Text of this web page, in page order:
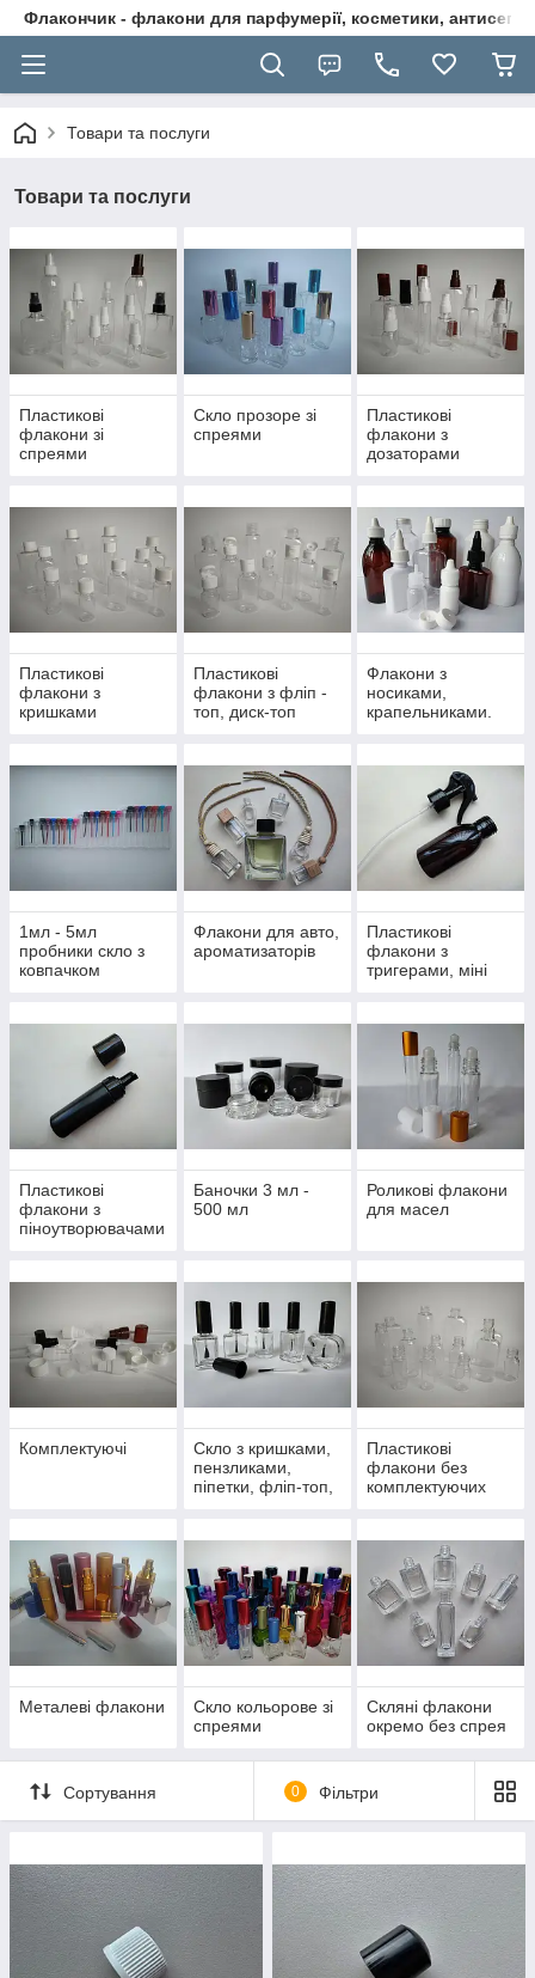
Флакончик - флакони для парфумерії, косметики,
Товари та послуги
Товари та послуги
Пластикові
флакони зі
спреями
Скло прозоре зі
спреями
Пластикові
флакони з
дозаторами
Пластикові
флакони з
кришками
Пластикові
флакони з фліп -
топ, диск-топ
Флакони з
носиками,
крапельниками.
1мл - 5мл
пробники скло з
ковпачком
Флакони для авто,
ароматизаторів
Пластикові
флакони з
тригерами, міні
Пластикові
флакони з
піноутворювачами
Баночки 3 мл -
500 мл
Роликові флакони
для масел
Комплектуючі
Скло з кришками,
пензликами,
піпетки, фліп-топ,
Пластикові
флакони без
комплектуючих
Металеві флакони
Скло кольорове зі
спреями
Скляні флакони
окремо без спрея
Сортування 0 Фільтри